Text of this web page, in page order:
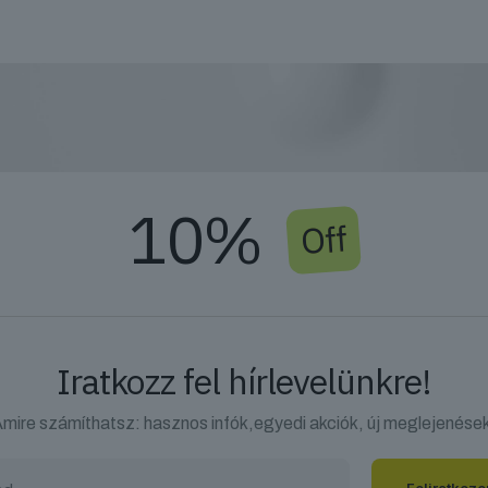
10% Off
Iratkozz fel hírlevelünkre!
számíthatsz: hasznos infók,egyedi akciók, új